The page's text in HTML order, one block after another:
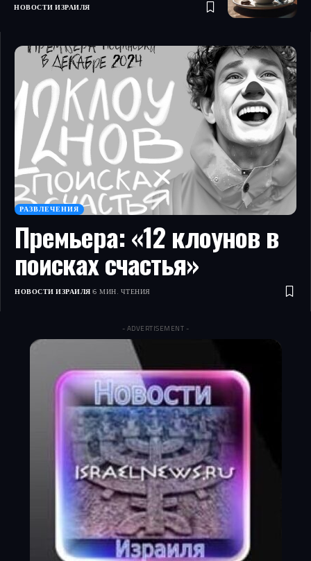
НОВОСТИ ИЗРАИЛЯ
РАЗВЛЕЧЕНИЯ
Премьера: «12 клоунов в
поисках счастья»
НОВОСТИ ИЗРАИЛЯ 6 МИН. ЧТЕНИЯ
- ADVERTISEMENT -